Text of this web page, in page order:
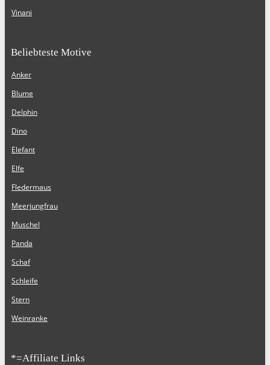
Vinani
Beliebteste Motive
Anker
Blume
Delphin
Dino
Elefant
Elfe
Fledermaus
Meerjungfrau
Muschel
Panda
Schaf
Schleife
Stern
Weinranke
*=Affiliate Links